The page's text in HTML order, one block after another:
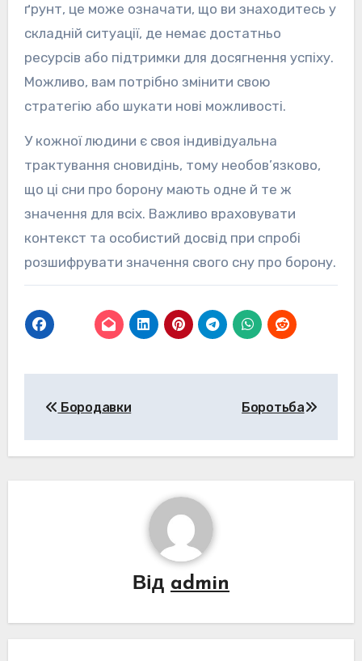
ґрунт, це може означати, що ви знаходитесь у
складній ситуації, де немає достатньо
ресурсів або підтримки для досягнення успіху.
Можливо, вам потрібно змінити свою
стратегію або шукати нові можливості.
У кожної людини є своя індивідуальна
трактування сновидінь, тому необов’язково,
що ці сни про борону мають одне й те ж
значення для всіх. Важливо враховувати
контекст та особистий досвід при спробі
розшифрувати значення свого сну про борону.
записів
Бородавки Боротьба
Від admin